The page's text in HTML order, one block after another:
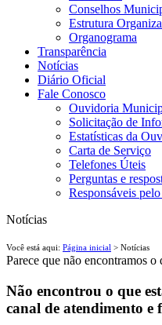
Conselhos
Estrutura
Organograma
Transparência
Notícias
Diário Oficial
Fale Conosco
Ouvidoria
Solicitação de
Estatísticas da
Carta de Serviço
Telefones Úteis
Perguntas e
Responsáveis
Notícias
Você está aqui: Página inicial > Notícias
Parece que não encontramos
Não encontrou o que
canal de atendimento e